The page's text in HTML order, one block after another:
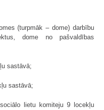
(turpmāk – dome) darbību
dome no pašvaldības
sastāvā;
sastāvā;
lietu komiteju 9 locekļu